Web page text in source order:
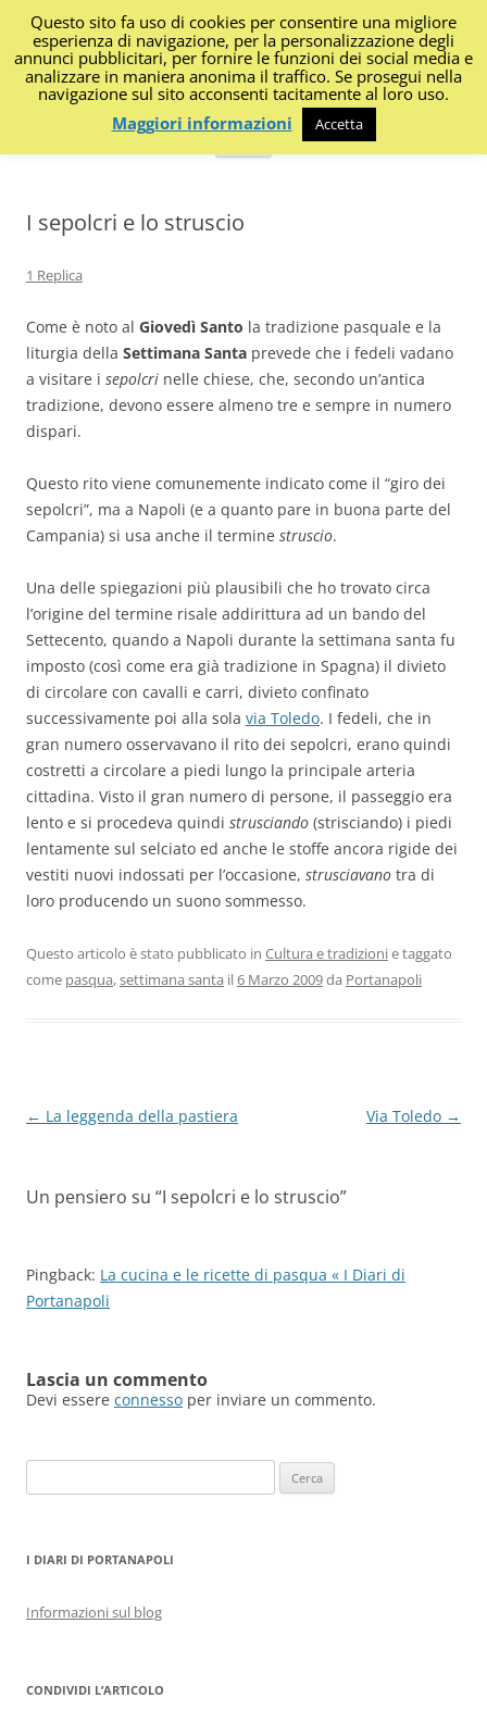
I Diari di Portanapoli
Impressioni, sapori, colori dalla regione
Vai
I sepolcri e lo struscio
1 Replica
Come è noto al Giovedì Santo la tradizione pasquale e la
liturgia della Settimana Santa prevede che i fedeli vadano
a visitare i sepolcri nelle chiese, che, secondo un’antica
tradizione, devono essere almeno tre e sempre in numero
dispari.
Questo rito viene comunemente indicato come il “giro dei
sepolcri”, ma a Napoli (e a quanto pare in buona parte del
Campania) si usa anche il termine struscio.
Una delle spiegazioni più plausibili che ho trovato circa
l’origine del termine risale addirittura ad un bando del
Settecento, quando a Napoli durante la settimana santa fu
imposto (così come era già tradizione in Spagna) il divieto
di circolare con cavalli e carri, divieto confinato
successivamente poi alla sola via Toledo. I fedeli, che in
gran numero osservavano il rito dei sepolcri, erano quindi
costretti a circolare a piedi lungo la principale arteria
cittadina. Visto il gran numero di persone, il passeggio era
lento e si procedeva quindi strusciando (strisciando) i piedi
lentamente sul selciato ed anche le stoffe ancora rigide dei
vestiti nuovi indossati per l’occasione, strusciavano tra di
loro producendo un suono sommesso.
Questo articolo è stato pubblicato in Cultura e tradizionie taggato
come pasqua,settimana santa il6 Marzo 2009da Portanapoli
Navigazione
← La leggenda della pastiera Via Toledo →
Un pensiero su “I sepolcri e lo struscio”
Pingback: La cucina e le ricette di pasqua « I Diari di
Portanapoli
Lascia un commento
Devi essere connesso per inviare un commento.
per:
I DIARI DI PORTANAPOLI
Informazioni sul blog
CONDIVIDI L’ARTICOLO
Questo sito fa uso di cookies per consentire una migliore
esperienza di navigazione, per la personalizzazione degli
annunci pubblicitari, per fornire le funzioni dei social media e
analizzare in maniera anonima il traffico. Se prosegui nella
navigazione sul sito acconsenti tacitamente al loro uso.
Maggiori informazioni
Accetta